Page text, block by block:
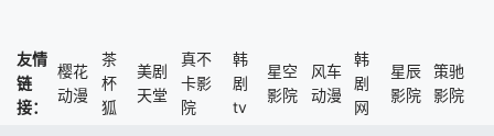
友情
链
接：
樱花
动漫
茶
杯
狐
美剧
天堂
真不
卡影
院
韩
剧
tv
星空
影院
风车
动漫
韩
剧
网
星辰
影院
策驰
影院